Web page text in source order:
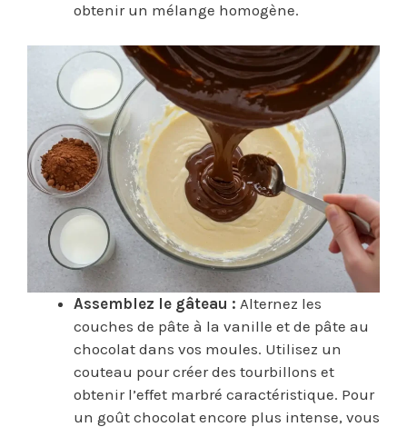
obtenir un mélange homogène.
Assemblez le gâteau : Alternez les
couches de pâte à la vanille et de pâte au
chocolat dans vos moules. Utilisez un
couteau pour créer des tourbillons et
obtenir l’effet marbré caractéristique. Pour
un goût chocolat encore plus intense, vous